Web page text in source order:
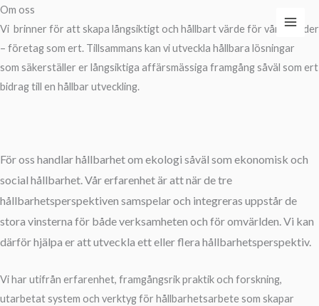
Hoppa
till
innehåll
Om oss
Vi brinner för att skapa långsiktigt och hållbart värde för våra kunder
– företag som ert. Tillsammans kan vi utveckla hållbara lösningar
som säkerställer er långsiktiga affärsmässiga framgång såväl som ert
bidrag till en hållbar utveckling.
För oss handlar hållbarhet om ekologi såväl som ekonomisk och
social hållbarhet. Vår erfarenhet är att när de tre
hållbarhetsperspektiven samspelar och integreras uppstår de
stora vinsterna för både verksamheten och för omvärlden. Vi kan
därför hjälpa er att utveckla ett eller flera hållbarhetsperspektiv.
Vi har utifrån erfarenhet, framgångsrik praktik och forskning,
utarbetat system och verktyg för hållbarhetsarbete som skapar